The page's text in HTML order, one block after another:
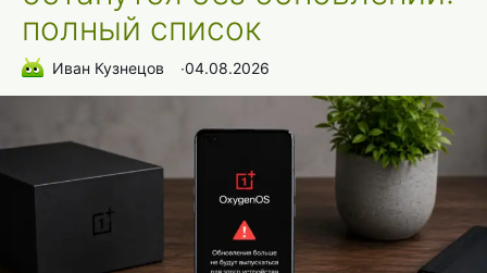
полный список
Иван Кузнецов ∙04.08.2026